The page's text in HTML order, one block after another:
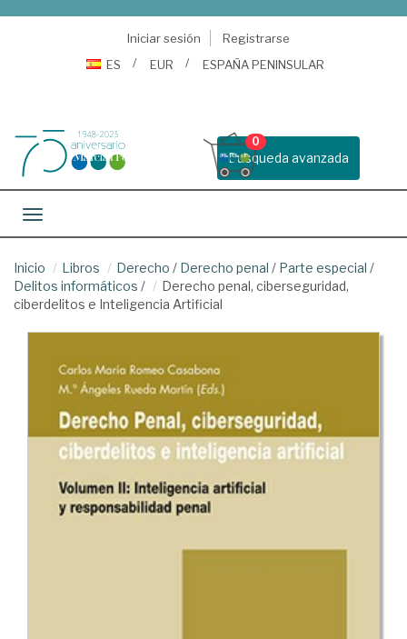
Iniciar sesión
Registrarse
ES
EUR ESPAÑA PENINSULAR
Busqueda avanzada
0
Toggle navigation
Inicio Libros Derecho / Derecho penal / Parte especial /
Delitos informáticos /
Derecho penal, ciberseguridad,
ciberdelitos e Inteligencia Artificial